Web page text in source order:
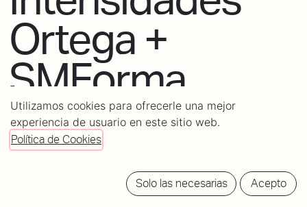
Ortega +
SMForma
BY
Utilizamos cookies para ofrecerle una mejor
experiencia de usuario en este sitio web.
Política de Cookies
Solo las necesarias Acepto